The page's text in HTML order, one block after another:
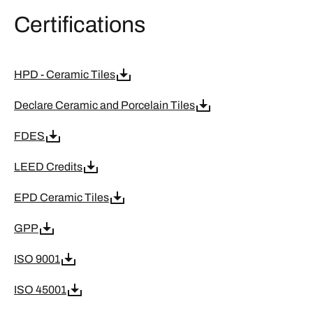
Certifications
HPD - Ceramic Tiles
Declare Ceramic and Porcelain Tiles
FDES
LEED Credits
EPD Ceramic Tiles
GPP
ISO 9001
ISO 45001